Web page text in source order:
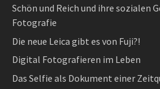
Schön und Reich und ihre sozialen
Fotografie
Die neue Leica gibt es von Fuji?!
Digital Fotografieren im Leben
Das Selfie als Dokument einer